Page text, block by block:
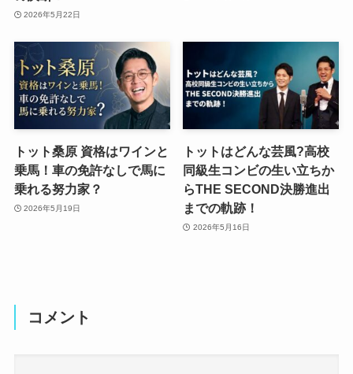
2026年5月22日
トット桑原 資格はワインと
乗馬！車の免許なしで馬に
乗れる努力家？
2026年5月19日
トットはどんな芸風?高校
同級生コンビの生い立ちか
らTHE SECOND決勝進出
までの軌跡！
2026年5月16日
コメント